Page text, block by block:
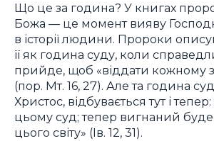
Що це за година? У книгах
Божа — це момент вияву
в історії людини. Пророки
її як година суду, коли
прийде, щоб «віддати кожному
(пор. Мт. 16, 27). Але та година
Христос, відбувається тут і тепер:
цьому суд; тепер вигнаний буде
цього світу» (Ів. 12, 31).